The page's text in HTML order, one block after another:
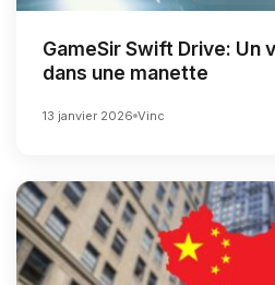
GameSir Swift Drive: Un
dans une manette
13 janvier 2026 Vinc